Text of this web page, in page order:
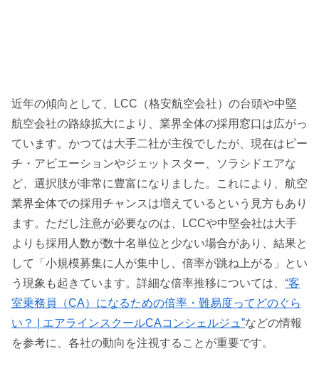
近年の傾向として、LCC（格安航空会社）の台頭や中堅
航空会社の路線拡大により、業界全体の採用窓口は広がっ
ています。かつては大手二社が主役でしたが、現在はピー
チ・アビエーションやジェットスター、ソラシドエアな
ど、選択肢が非常に豊富になりました。これにより、航空
業界全体での採用チャンスは増えているという見方もあり
ます。ただし注意が必要なのは、LCCや中堅会社は大手
よりも採用人数が数十名単位と少ない場合があり、結果と
して「小規模募集に人が集中し、倍率が跳ね上がる」とい
う現象も起きています。詳細な倍率推移については、 “客
室乗務員（CA）になるための倍率・難易度ってどのぐら
い？ | エアラインスクールCAコンシェルジュ”などの情報
を参考に、各社の動向を注視することが重要です。